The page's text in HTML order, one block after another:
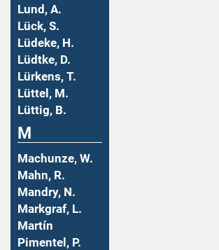
Lund, A.
Lück, S.
Lüdeke, H.
Lüdtke, D.
Lürkens, T.
Lüttel, M.
Lüttig, B.
M
Machunze, W.
Mahn, R.
Mandry, N.
Markgraf, L.
Martín
Pimentel, P.